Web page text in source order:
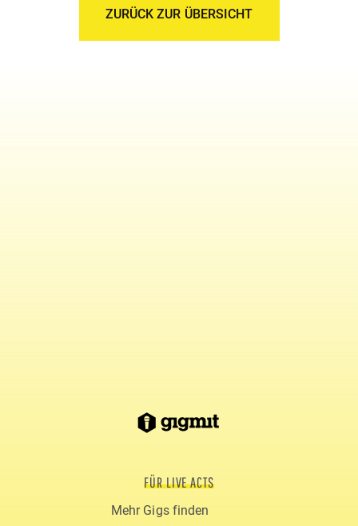
ZURÜCK ZUR ÜBERSICHT
FÜR LIVE ACTS
Mehr Gigs finden